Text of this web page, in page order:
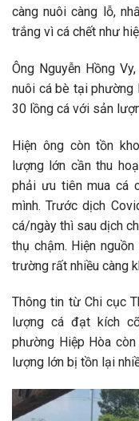
càng nuôi càng lỗ,
trắng vì cá chết như
Ông Nguyễn Hồng
nuôi cá bè tại phường
30 lồng cá với sản
Hiện ông còn tồn
lượng lớn cần thu
phải ưu tiên mua cá
mình. Trước dịch
cá/ngày thì sau dịch
thụ chậm. Hiện
trường rất nhiều càng
Thông tin từ Chi cục
lượng cá đạt kích
phường Hiệp Hòa
lượng lớn bị tồn lại